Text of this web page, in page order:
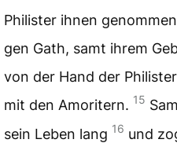
Philister ihnen
gen Gath, samt ihrem
von der Hand der
mit den Amoritern. 15
sein Leben lang 16 und